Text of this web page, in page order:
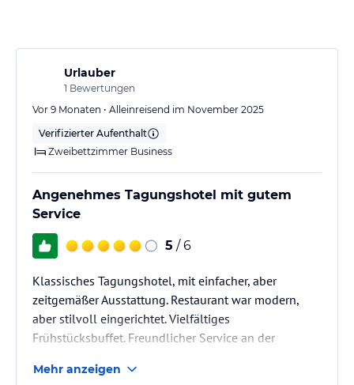
Urlauber
1 Bewertungen
Vor 9 Monaten • Alleinreisend im November 2025
Verifizierter Aufenthalt
Zweibettzimmer Business
Angenehmes Tagungshotel mit gutem
Service
5 / 6
Klassisches Tagungshotel, mit einfacher, aber
zeitgemäßer Ausstattung. Restaurant war modern,
aber stilvoll eingerichtet. Vielfältiges
Frühstücksbuffet. Freundlicher Service an der
Mehr anzeigen